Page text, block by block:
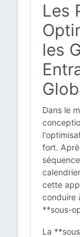
Les
les
Dans le
fort.
cette
conduire
**sous-
La